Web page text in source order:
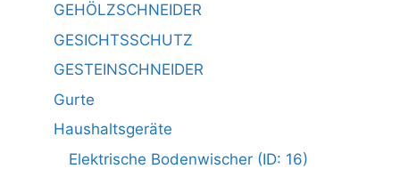
GEHÖLZSCHNEIDER
GESICHTSSCHUTZ
GESTEINSCHNEIDER
Gurte
Haushaltsgeräte
Elektrische Bodenwischer (ID: 16)